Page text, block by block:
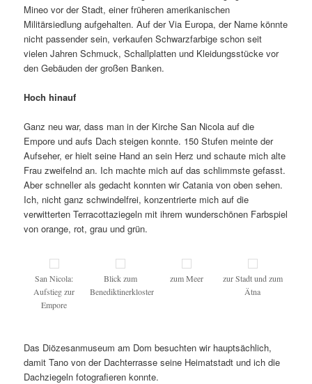
Mineo vor der Stadt, einer früheren amerikanischen
Militärsiedlung aufgehalten. Auf der Via Europa, der Name könnte
nicht passender sein, verkaufen Schwarzfarbige schon seit
vielen Jahren Schmuck, Schallplatten und Kleidungsstücke vor
den Gebäuden der großen Banken.
Hoch hinauf
Ganz neu war, dass man in der Kirche San Nicola auf die
Empore und aufs Dach steigen konnte. 150 Stufen meinte der
Aufseher, er hielt seine Hand an sein Herz und schaute mich alte
Frau zweifelnd an. Ich machte mich auf das schlimmste gefasst.
Aber schneller als gedacht konnten wir Catania von oben sehen.
Ich, nicht ganz schwindelfrei, konzentrierte mich auf die
verwitterten Terracottaziegeln mit ihrem wunderschönen Farbspiel
von orange, rot, grau und grün.
San Nicola:
Aufstieg zur
Empore
Blick zum
Benediktinerkloster
zum Meer
zur Stadt und zum
Ätna
Das Diözesanmuseum am Dom besuchten wir hauptsächlich,
damit Tano von der Dachterrasse seine Heimatstadt und ich die
Dachziegeln fotografieren konnte.